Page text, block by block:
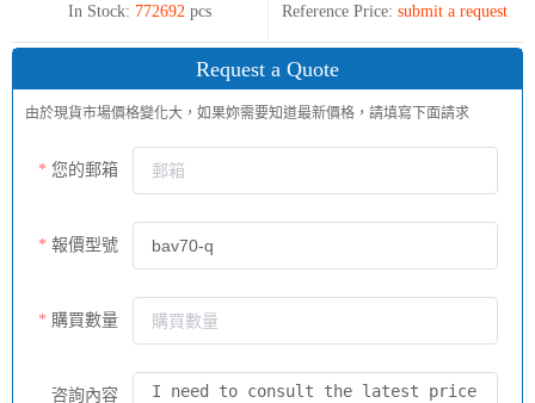
In Stock: 772692 pcs Reference Price: submit a request
Request a Quote
由於現貨市場價格變化大，如果妳需要知道最新價格，請填寫下面請求
您的郵箱
報價型號
購買數量
咨詢內容